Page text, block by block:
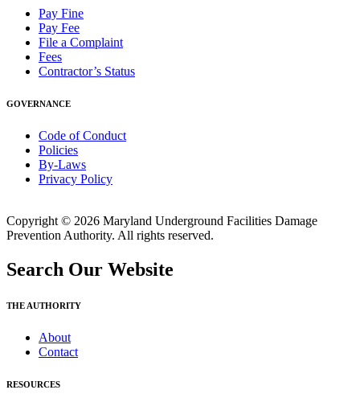
Pay Fine
Pay Fee
File a Complaint
Fees
Contractor’s Status
GOVERNANCE
Code of Conduct
Policies
By-Laws
Privacy Policy
Copyright © 2026 Maryland Underground Facilities Damage
Prevention Authority. All rights reserved.
Search Our Website
THE AUTHORITY
About
Contact
RESOURCES